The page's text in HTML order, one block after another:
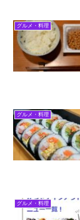
グルメ・料理
グルメ・料理
グルメ・料理